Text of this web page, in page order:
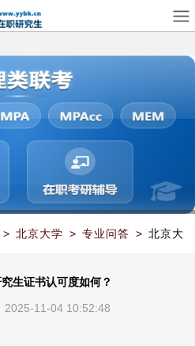
> 北京大学 > 专业问答 > 北京大
生证书认可度如何？
2025-11-04 10:52:48